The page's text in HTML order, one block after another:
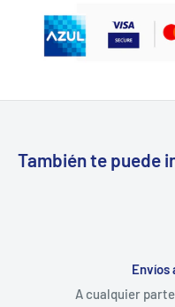
También te puede
Envíos
A cualquier